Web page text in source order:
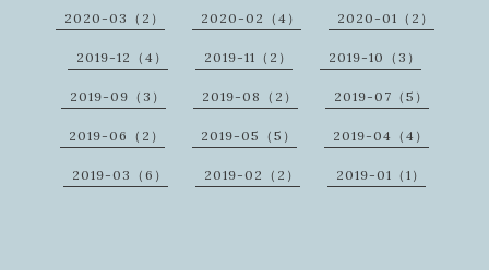
2020-03（2） 2020-02（4） 2020-01（2）
2019-12（4） 2019-11（2） 2019-10（3）
2019-09（3） 2019-08（2） 2019-07（5）
2019-06（2） 2019-05（5） 2019-04（4）
2019-03（6） 2019-02（2） 2019-01（1）